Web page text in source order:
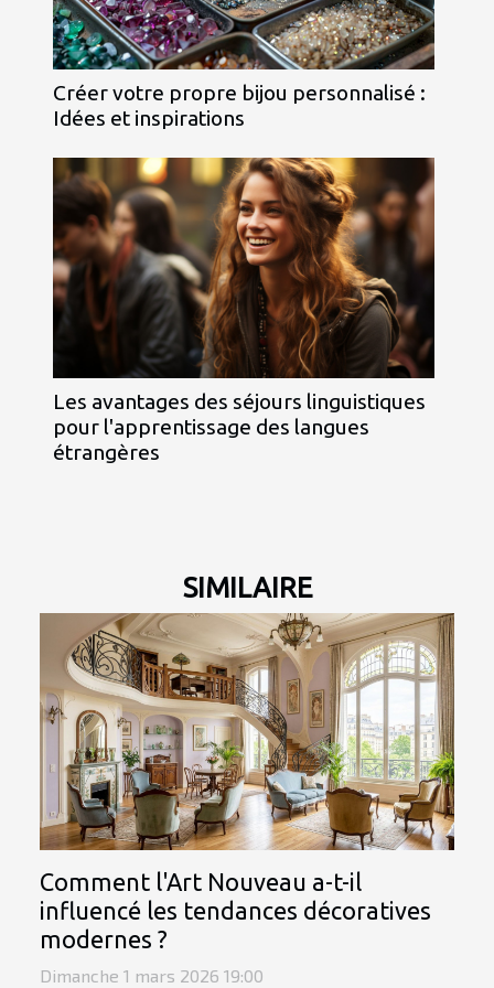
Créer votre propre bijou personnalisé :
Idées et inspirations
Les avantages des séjours linguistiques
pour l'apprentissage des langues
étrangères
SIMILAIRE
Comment l'Art Nouveau a-t-il
influencé les tendances décoratives
modernes ?
Dimanche 1 mars 2026 19:00